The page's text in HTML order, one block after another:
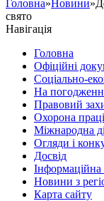
Головна»Новини
свято
Навігація
Головна
Офіційні
Соціально-
На
Правовий
Охорона праці
Міжнародна
Огляди і
Досвід
Інформаційна
Новини з
Карта сайту